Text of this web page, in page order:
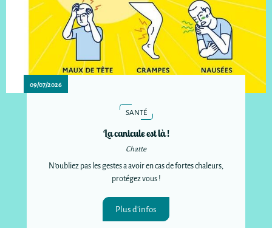
09/07/2026
SANTÉ
La canicule est là !
Chatte
N'oubliez pas les gestes a avoir en cas de fortes chaleurs,
protégez vous !
Plus d'infos